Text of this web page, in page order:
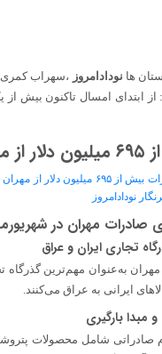
ها نودادامروز ،سهراب کمری
شد
تجاری ایران و عراق
ایرانی به عراق می‌کنند.
مبدا بارگیری
صادراتی شامل محصولات